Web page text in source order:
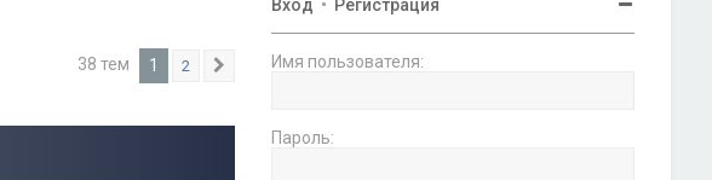
38 тем 1 2 След.
Вход • Регистрация
Имя пользователя:
Пароль: